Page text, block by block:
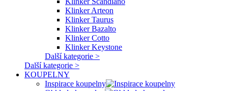
Klinker Arteon
Klinker Taurus
Klinker Bazalto
Klinker Cotto
Klinker Keystone
Další kategorie >
Další kategorie >
KOUPELNY
Inspirace koupelny